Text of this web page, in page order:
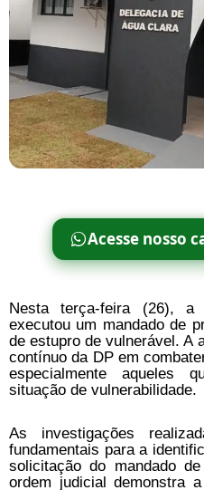
Acesse nosso
Nesta terça-feira (26), a
executou um mandado de
de estupro de vulnerável. A
contínuo da DP em
especialmente aqueles
situação de vulnerabilidade.
As investigações
fundamentais para a
solicitação do mandado
ordem judicial demonstra